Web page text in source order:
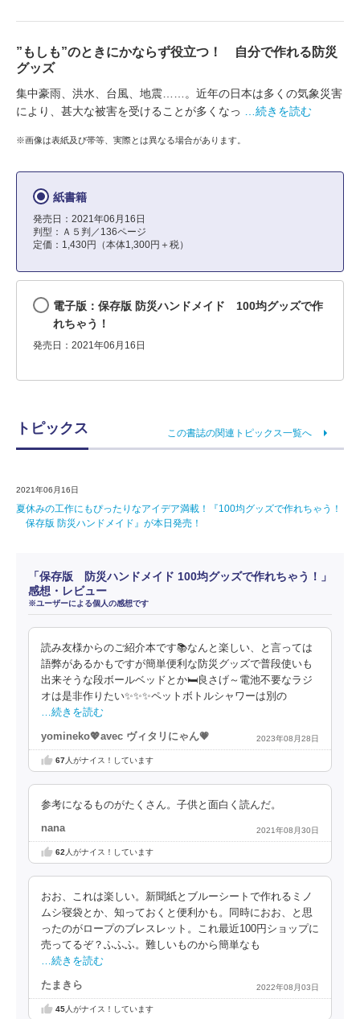
”もしも”のときにかならず役立つ！ 自分で作れる防災
グッズ
集中豪雨、洪水、台風、地震……。近年の日本は多くの気象災害
により、甚大な被害を受けることが多くなっ
…続きを読む
※画像は表紙及び帯等、実際とは異なる場合があります。
紙書籍
発売日：2021年06月16日
判型：Ａ５判／136ページ
定価：1,430円（本体1,300円＋税）
電子版：保存版 防災ハンドメイド 100均グッズで作
れちゃう！
発売日：2021年06月16日
トピックス この書誌の関連トピックス一覧へ
2021年06月16日
夏休みの工作にもぴったりなアイデア満載！『100均グッズで作れちゃう！
保存版 防災ハンドメイド』が本日発売！
「保存版 防災ハンドメイド 100均グッズで作れちゃう！」
感想・レビュー
※ユーザーによる個人の感想です
読み友様からのご紹介本です📚なんと楽しい、と言っては
語弊があるかもですが簡単便利な防災グッズで普段使いも
出来そうな段ボールベッドとか🛏良さげ～電池不要なラジ
オは是非作りたい✨✨✨ペットボトルシャワーは別の
…続きを読む
yomineko💖avec ヴィタリにゃん💗 2023年08月28日
67人がナイス！しています
参考になるものがたくさん。子供と面白く読んだ。
nana 2021年08月30日
62 人がナイス！しています
おお、これは楽しい。新聞紙とブルーシートで作れるミノ
ムシ寝袋とか、知っておくと便利かも。同時におお、と思
ったのがロープのブレスレット。これ最近100円ショップに
売ってるぞ？ふふふ。難しいものから簡単なも
…続きを読む
たまきら 2022年08月03日
45人がナイス！しています